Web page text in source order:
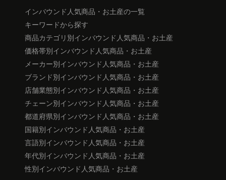
インバウンド人気商品・お土産の一覧
キーワードから探す
商品カテゴリ別インバウンド人気商品・お土産
価格帯別インバウンド人気商品・お土産
メーカー別インバウンド人気商品・お土産
ブランド別インバウンド人気商品・お土産
店舗業態別インバウンド人気商品・お土産
チェーン別インバウンド人気商品・お土産
都道府県別インバウンド人気商品・お土産
国籍別インバウンド人気商品・お土産
言語別インバウンド人気商品・お土産
年代別インバウンド人気商品・お土産
性別インバウンド人気商品・お土産